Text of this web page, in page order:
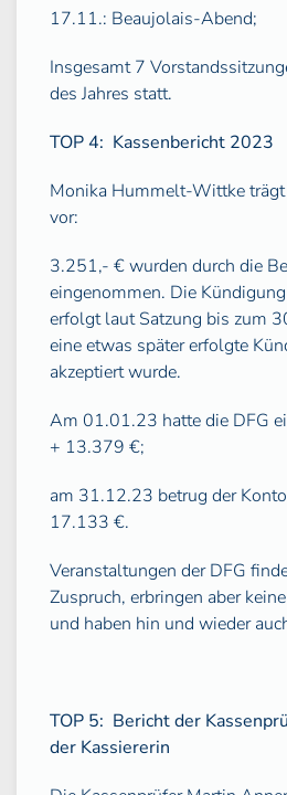
17.11.: Beaujolais-Abend;
Insgesamt 7
des Jahres statt.
TOP 4: Kassenbericht 2023
Monika Hummelt-Wittke trägt
vor:
3.251,- € wurden durch die
eingenommen. Die
erfolgt laut Satzung bis zum
eine etwas später erfolgte
akzeptiert wurde.
Am 01.01.23 hatte die DFG
+ 13.379 €;
am 31.12.23 betrug der
17.133 €.
Veranstaltungen der DFG
Zuspruch, erbringen aber
und haben hin und wieder
TOP 5: Bericht der
der Kassiererin